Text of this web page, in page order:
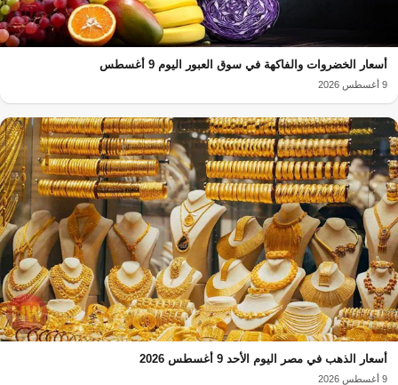
أسعار الخضروات والفاكهة في سوق العبور اليوم 9 أغسطس
9 أغسطس 2026
أسعار الذهب في مصر اليوم الأحد 9 أغسطس 2026
9 أغسطس 2026